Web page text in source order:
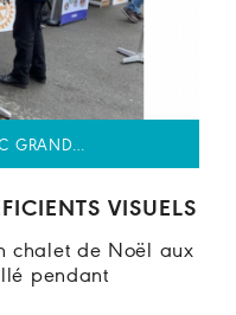
GRAND…
VISUELS
chalet de Noël aux
pendant